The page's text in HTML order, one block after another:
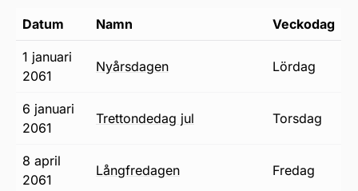
Datum Namn Veckodag
1 januari
2061
nyårsdagen lördag
6 januari
2061
trettondedag jul torsdag
8 april
2061
långfredagen fredag